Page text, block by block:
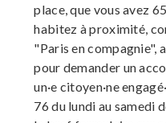
place, que vous avez
habitez à proximité,
"Paris en compagnie",
pour demander un
un·e citoyen·ne
76 du lundi au samedi